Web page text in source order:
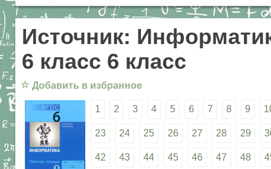
Источник:
6 класс 6 класс
☆ Добавить в избранное
1 2 3 4 5 6 7 8 9
23 24 25 26 27 28 29
42 43 44 45 46 47 48